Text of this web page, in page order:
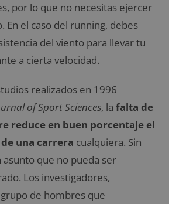
por lo que no necesitas ejercer
En el caso del running, debes
del viento para llevar tu
a cierta velocidad.
realizados en 1996
of Sport Sciences, la falta de
reduce en buen porcentaje el
una carrera cualquiera. Sin
que no pueda ser
Los investigadores,
de hombres que